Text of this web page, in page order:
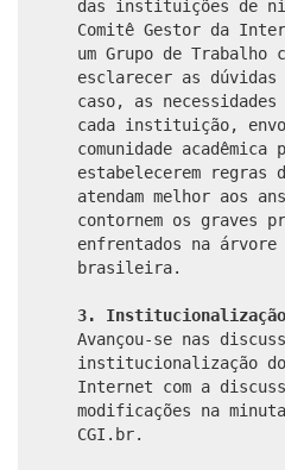
das instituições de
Comitê Gestor da
um Grupo de Trabalho
esclarecer as
caso, as
cada instituição,
comunidade
estabelecerem regras
atendam melhor aos
contornem os graves
enfrentados na árvore
brasileira.
3.
Avançou-se nas
institucionalização do
Internet com a
modificações na
CGI.br.